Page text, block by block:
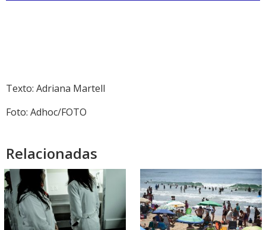
Texto: Adriana Martell
Foto: Adhoc/FOTO
Relacionadas